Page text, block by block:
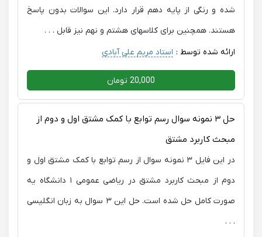
شده و رنگی از پایه دهم قرار دارد. این سوالات بدون پاسخ
هستند. همچنین برای کلاسهای هشتم و نهم نیز قابل . . .
ارائه شده توسط : استاد مریم علی آبادی
20,000 تومان
حل ۳ نمونه سوال رسم توابع با کمک مشتق اول و دوم از
مبحث کاربرد مشتق
در این فایل ۳ نمونه سوال از رسم توابع با کمک مشتق اول و
دوم از مبحث کاربرد مشتق در ریاضی عمومی ۱ دانشگاه یه
صورت کامل حل شده است. حل این ۳ سوال به زبان انگلیسی
. . .